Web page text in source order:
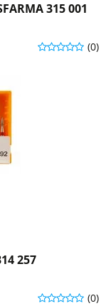
315 001
(0)
257
(0)